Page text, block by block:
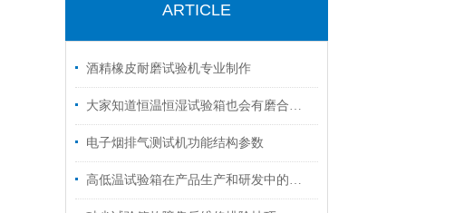
ARTICLE
酒精橡皮耐磨试验机专业制作
大家知道恒温恒湿试验箱也会有磨合期吗？
电子烟排气测试机功能结构参数
高低温试验箱在产品生产和研发中的重要性！